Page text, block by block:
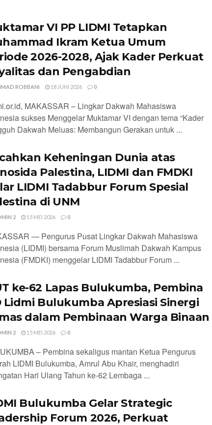
VI PP LIDMI Tetapkan
Ikram Ketua Umum
2026-2028, Ajak Kader Perkuat
dan Pengabdian
ROBBANI 18 JUNI 2026 0
MAKASSAR – Lingkar Dakwah Mahasiswa
sukses Menggelar Muktamar VI dengan tema “Kader
Dakwah Meluas: Membangun Gerakan untuk ...
Keheningan Dunia atas
Palestina, LIDMI dan FMDKI
LIDMI Tadabbur Forum Spesial
di UNM
2 15 MEI 2026 0
— Pengurus Pusat Lingkar Dakwah Mahasiswa
(LIDMI) bersama Forum Muslimah Dakwah Kampus
(FMDKI) menggelar LIDMI Tadabbur Forum ...
ke-62 Lapas Bulukumba, Pembina
Lidmi Bulukumba Apresiasi Sinergi
dalam Pembinaan Warga Binaan
2 15 MEI 2026 0
– Pembina sekaligus mantan Ketua Pengurus
LIDMI Bulukumba, Amrul Abu Khair, menghadiri
Hari Ulang Tahun ke-62 Lembaga ...
Bulukumba Gelar Strategic
Forum 2026, Perkuat